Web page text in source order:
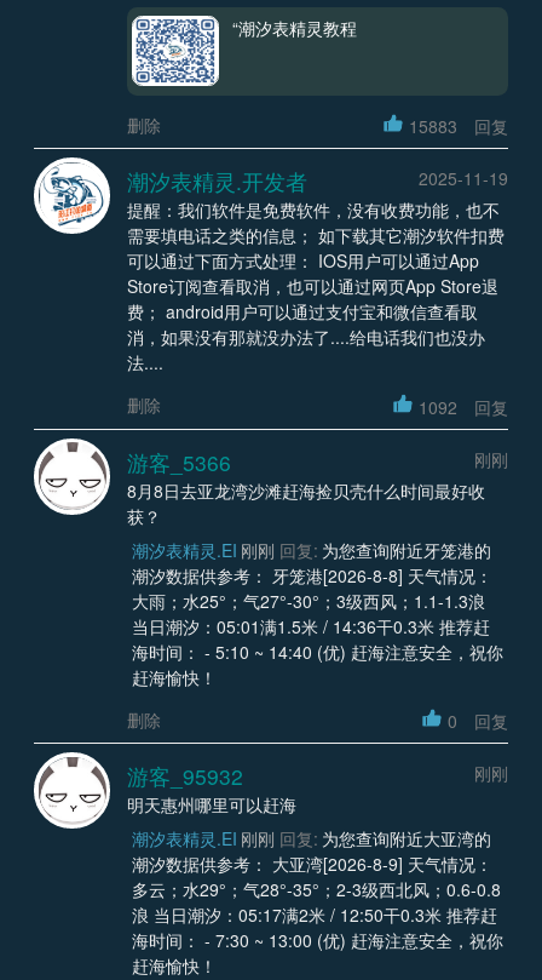
“潮汐表精灵教程
删除 15883 回复
潮汐表精灵.开发者
2025-11-19
提醒：我们软件是免费软件，没有收费功能，也不
需要填电话之类的信息； 如下载其它潮汐软件扣费
可以通过下面方式处理： IOS用户可以通过App
Store订阅查看取消，也可以通过网页App Store退
费； android用户可以通过支付宝和微信查看取
消，如果没有那就没办法了....给电话我们也没办
法....
删除
1092 回复
游客_5366
刚刚
8月8日去亚龙湾沙滩赶海捡贝壳什么时间最好收
获？
潮汐表精灵.EI 刚刚 回复: 为您查询附近牙笼港的
潮汐数据供参考： 牙笼港[2026-8-8] 天气情况：
大雨；水25°；气27°-30°；3级西风；1.1-1.3浪
当日潮汐：05:01满1.5米 / 14:36干0.3米 推荐赶
海时间： - 5:10 ~ 14:40 (优) 赶海注意安全，祝你
赶海愉快！
删除
0 回复
游客_95932
刚刚
明天惠州哪里可以赶海
潮汐表精灵.EI 刚刚 回复: 为您查询附近大亚湾的
潮汐数据供参考： 大亚湾[2026-8-9] 天气情况：
多云；水29°；气28°-35°；2-3级西北风；0.6-0.8
浪 当日潮汐：05:17满2米 / 12:50干0.3米 推荐赶
海时间： - 7:30 ~ 13:00 (优) 赶海注意安全，祝你
赶海愉快！